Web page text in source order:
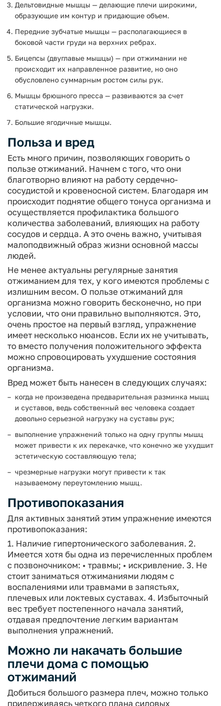
Дельтовидные мышцы — делающие плечи широкими,
образующие им контур и придающие объем.
Передние зубчатые мышцы — располагающиеся в
боковой части груди на верхних ребрах.
Бицепсы (двуглавые мышцы) — при отжимании не
происходит их направленное развитие, но оно
обусловлено суммарным ростом силы рук.
Мышцы брюшного пресса — развиваются за счет
статической нагрузки.
Большие ягодичные мышцы.
Польза и вред
Есть много причин, позволяющих говорить о
пользе отжиманий. Начнем с того, что они
благотворно влияют на работу сердечно-
сосудистой и кровеносной систем. Благодаря им
происходит поднятие общего тонуса организма и
осуществляется профилактика большого
количества заболеваний, влияющих на работу
сосудов и сердца. А это очень важно, учитывая
малоподвижный образ жизни основной массы
людей.
Не менее актуальны регулярные занятия
отжиманием для тех, у кого имеются проблемы с
излишним весом. О пользе отжиманий для
организма можно говорить бесконечно, но при
условии, что они правильно выполняются. Это,
очень простое на первый взгляд, упражнение
имеет несколько нюансов. Если их не учитывать,
то вместо получения положительного эффекта
можно спровоцировать ухудшение состояния
организма.
Вред может быть нанесен в следующих случаях:
когда не произведена предварительная разминка мышц
и суставов, ведь собственный вес человека создает
довольно серьезной нагрузку на суставы рук;
выполнение упражнений только на одну группы мышц
может привести к их перекачке, что конечно же ухудшит
эстетическую составляющую тела;
чрезмерные нагрузки могут привести к так
называемому переутомлению мышц.
Противопоказания
Для активных занятий этим упражнение имеются
противопоказания:
1. Наличие гипертонического заболевания. 2.
Имеется хотя бы одна из перечисленных проблем
с позвоночником: • травмы; • искривление. 3. Не
стоит заниматься отжиманиями людям с
воспалениями или травмами в запястьях,
плечевых или локтевых суставах. 4. Избыточный
вес требует постепенного начала занятий,
отдавая предпочтение легким вариантам
выполнения упражнений.
Можно ли накачать большие
плечи дома с помощью
отжиманий
Добиться большого размера плеч, можно только
придерживаясь четкого плана силовых